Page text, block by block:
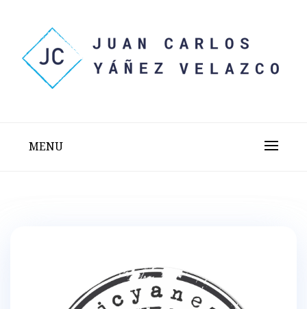
content
MENU